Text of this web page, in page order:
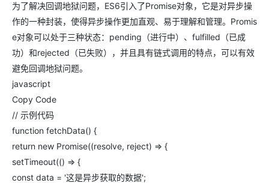
为了解决回调地狱问题，ES6引入了Promise对象，它是对异步操
作的一种封装，使得异步操作更加直观、易于理解和管理。Promis
e对象可以处于三种状态：pending（进行中）、fulfilled（已成
功）和rejected（已失败），并且具有链式调用的特点，可以有效
避免回调地狱问题。
javascript
Copy Code
// 示例代码
function fetchData() {
return new Promise((resolve, reject) => {
setTimeout(() => {
const data = '这是异步获取的数据';